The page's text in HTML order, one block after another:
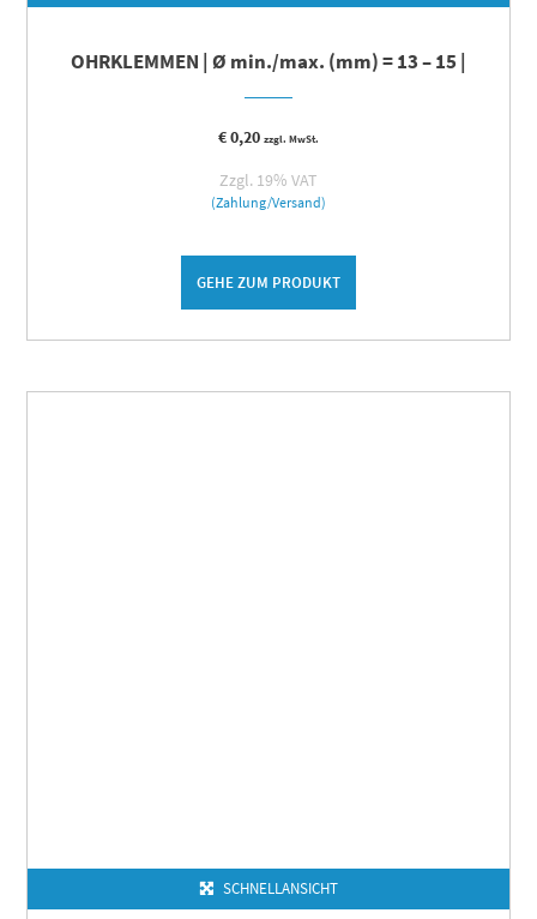
OHRKLEMMEN | Ø min./max. (mm) = 13 – 15 |
€0,20 zzgl. MwSt.
Zzgl. 19% VAT
(Zahlung/Versand)
GEHE ZUM PRODUKT
SCHNELLANSICHT